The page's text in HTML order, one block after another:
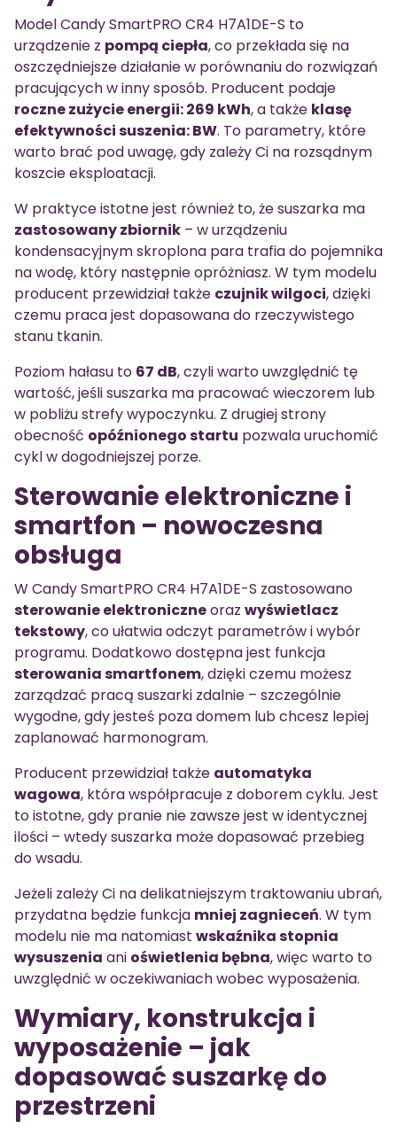
Model Candy SmartPRO CR4 H7A1DE-S to
urządzenie z pompą ciepła, co przekłada się na
oszczędniejsze działanie w porównaniu do rozwiązań
pracujących w inny sposób. Producent podaje
roczne zużycie energii: 269 kWh, a także klasę
efektywności suszenia: BW. To parametry, które
warto brać pod uwagę, gdy zależy Ci na rozsądnym
koszcie eksploatacji.
W praktyce istotne jest również to, że suszarka ma
zastosowany zbiornik – w urządzeniu
kondensacyjnym skroplona para trafia do pojemnika
na wodę, który następnie opróżniasz. W tym modelu
producent przewidział także czujnik wilgoci, dzięki
czemu praca jest dopasowana do rzeczywistego
stanu tkanin.
Poziom hałasu to 67 dB, czyli warto uwzględnić tę
wartość, jeśli suszarka ma pracować wieczorem lub
w pobliżu strefy wypoczynku. Z drugiej strony
obecność opóźnionego startu pozwala uruchomić
cykl w dogodniejszej porze.
Sterowanie elektroniczne i
smartfon – nowoczesna
obsługa
W Candy SmartPRO CR4 H7A1DE-S zastosowano
sterowanie elektroniczneoraz wyświetlacz
tekstowy, co ułatwia odczyt parametrów i wybór
programu. Dodatkowo dostępna jest funkcja
sterowania smartfonem, dzięki czemu możesz
zarządzać pracą suszarki zdalnie – szczególnie
wygodne, gdy jesteś poza domem lub chcesz lepiej
zaplanować harmonogram.
Producent przewidział także automatyka
wagowa, która współpracuje z doborem cyklu. Jest
to istotne, gdy pranie nie zawsze jest w identycznej
ilości – wtedy suszarka może dopasować przebieg
do wsadu.
Jeżeli zależy Ci na delikatniejszym traktowaniu ubrań,
przydatna będzie funkcja mniej zagnieceń. W tym
modelu nie ma natomiast wskaźnika stopnia
wysuszenia ani oświetlenia bębna, więc warto to
uwzględnić w oczekiwaniach wobec wyposażenia.
Wymiary, konstrukcja i
wyposażenie – jak
dopasować suszarkę do
przestrzeni